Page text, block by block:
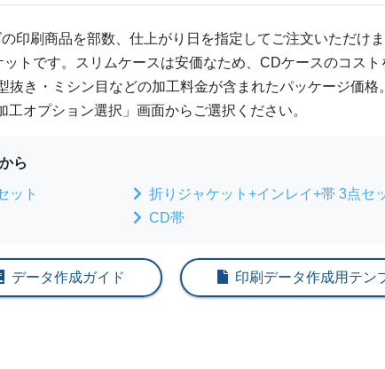
印刷商品を部数、仕上がり日を指定してご注文いただけま
トです。スリムケースは安価なため、CDケースのコス
抜き・ミシン目などの加工料金が含まれたパッケージ価格
オプション選択」画面からご選択ください。
ら
ット
折りジャケット+インレイ+帯 3点セ
CD帯
データ作成ガイド 印刷データ作成用テン